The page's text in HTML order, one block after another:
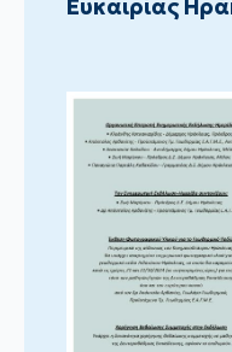
Ευκαιρίας